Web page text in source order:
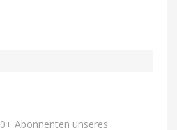
Abonnenten unseres